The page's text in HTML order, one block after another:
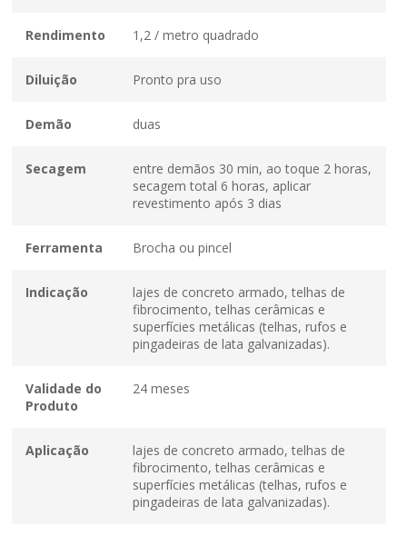
Rendimento 1,2 / metro quadrado
Diluição Pronto pra uso
Demão duas
Secagem
entre demãos 30 min, ao toque 2 horas,
secagem total 6 horas, aplicar
revestimento após 3 dias
Ferramenta Brocha ou pincel
Indicação
lajes de concreto armado, telhas de
fibrocimento, telhas cerâmicas e
superfícies metálicas (telhas, rufos e
pingadeiras de lata galvanizadas).
Validade do
Produto
24 meses
Aplicação
lajes de concreto armado, telhas de
fibrocimento, telhas cerâmicas e
superfícies metálicas (telhas, rufos e
pingadeiras de lata galvanizadas).